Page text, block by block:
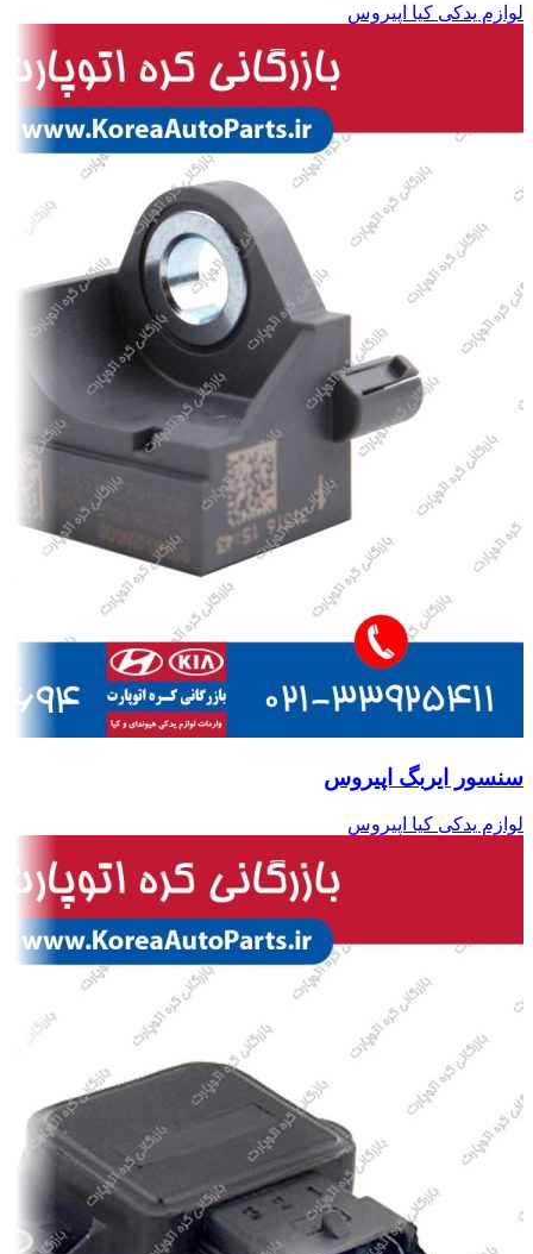
لوازم یدکی کیا اپیروس
سنسور ایربگ اپیروس
لوازم یدکی کیا اپیروس